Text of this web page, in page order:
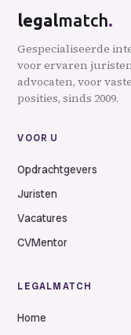
legalmatch.
Gespecialiseerde
voor ervaren
advocaten, voor
posities, sinds 2009.
VOOR U
Opdrachtgevers
Juristen
Vacatures
CVMentor
LEGALMATCH
Home